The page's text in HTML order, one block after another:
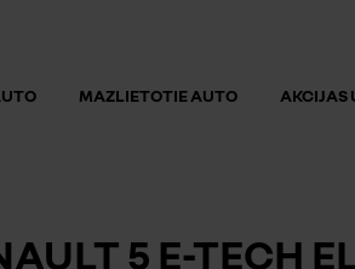
MAZLIETOTIE AUTO AKCIJAS
5 E-TECH